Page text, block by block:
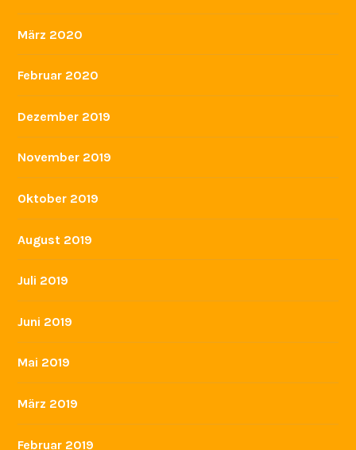
März 2020
Februar 2020
Dezember 2019
November 2019
Oktober 2019
August 2019
Juli 2019
Juni 2019
Mai 2019
März 2019
Februar 2019